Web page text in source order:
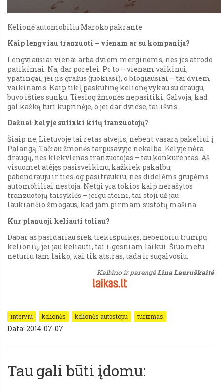
Kelionė automobiliu Maroko pakrante
Kaip lengviau tranzuoti – vienam ar su kompanija?
Lengviausiai vienai arba dviem merginoms, nes jos atrodo
patikimai. Na, dar porelei. Po to – vienam vaikinui,
ypatingai, jei jis gražus (juokiasi), o blogiausiai – tai dviem
vaikinams. Kaip tik į paskutinę kelionę vykau su draugu,
buvo išties sunku. Tiesiog žmonės nepasitiki. Galvoja, kad
gal kažką turi kuprinėje, o jei dar dviese, tai išvis…
Dažnai kelyje sutinki kitų tranzuotojų?
Šiaip ne, Lietuvoje tai retas atvejis, nebent vasarą pakeliui į
Palangą. Tačiau žmonės tarpusavyje nekalba. Kelyje nėra
draugų, nes kiekvienas tranzuotojas – tau konkurentas. Aš
visuomet atėjęs pasisveikinu, kažkiek pakalbu,
pabendrauju ir tiesiog pasitraukiu, nes didelėms grupėms
automobiliai nestoja. Netgi yra tokios kaip nerašytos
tranzuotojų taisyklės – jeigu ateini, tai stoji už jau
laukiančio žmogaus, kad jam pirmam sustotų mašina.
Kur planuoji keliauti toliau?
Dabar aš pasidariau šiek tiek išpuikęs, nebenoriu trumpų
kelionių, jei jau keliauti, tai ilgesniam laikui. Šiuo metu
neturiu tam laiko, kai tik atsiras, tada ir sugalvosiu.
Kalbino ir parengėLina Lauruškaitė
interviu kelionės kelionės autostopu turizmas
Data: 2014-07-07
Tau gali būti įdomu: